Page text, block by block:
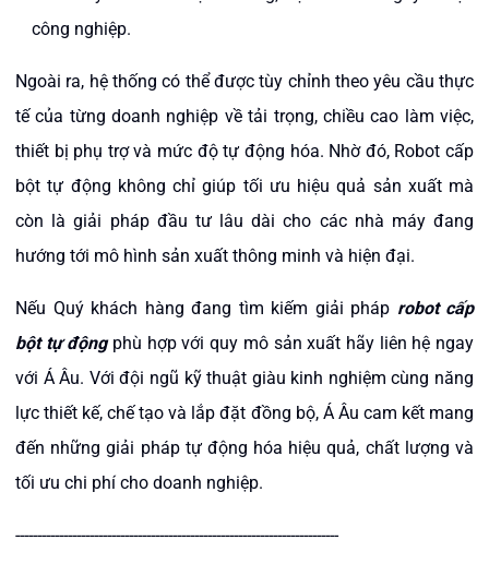
công nghiệp.
Ngoài ra, hệ thống có thể được tùy chỉnh theo yêu cầu thực
tế của từng doanh nghiệp về tải trọng, chiều cao làm việc,
thiết bị phụ trợ và mức độ tự động hóa. Nhờ đó, Robot cấp
bột tự động không chỉ giúp tối ưu hiệu quả sản xuất mà
còn là giải pháp đầu tư lâu dài cho các nhà máy đang
hướng tới mô hình sản xuất thông minh và hiện đại.
Nếu Quý khách hàng đang tìm kiếm giải pháp robot cấp
bột tự độngphù hợp với quy mô sản xuất hãy liên hệ ngay
với Á Âu. Với đội ngũ kỹ thuật giàu kinh nghiệm cùng năng
lực thiết kế, chế tạo và lắp đặt đồng bộ, Á Âu cam kết mang
đến những giải pháp tự động hóa hiệu quả, chất lượng và
tối ưu chi phí cho doanh nghiệp.
--------------------------------------------------------------------------